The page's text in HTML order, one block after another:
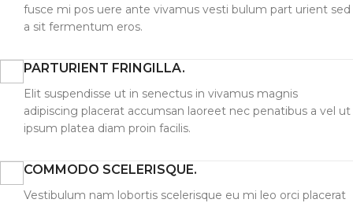
fusce mi pos uere ante vivamus vesti bulum part urient sed
a sit fermentum eros.
PARTURIENT FRINGILLA.
Elit suspendisse ut in senectus in vivamus magnis
adipiscing placerat accumsan laoreet nec penatibus a vel ut
ipsum platea diam proin facilis.
COMMODO SCELERISQUE.
Vestibulum nam lobortis scelerisque eu mi leo orci placerat